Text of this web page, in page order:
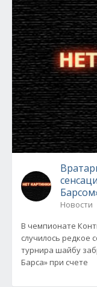
Новости
В чемпионате
случилось редкое
турнира шайбу
Барса» при счете